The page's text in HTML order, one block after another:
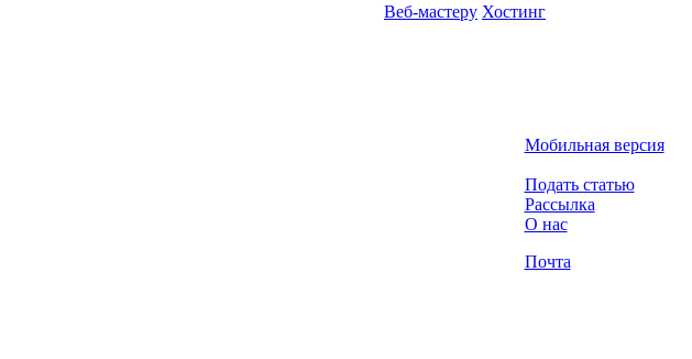
Веб-мастеру Хостинг
Мобильная версия
Подать статью
Рассылка
О нас
Почта